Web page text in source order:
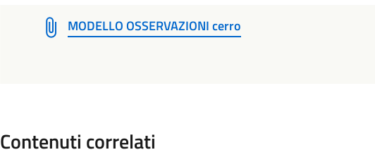
MODELLO OSSERVAZIONI cerro
Contenuti correlati